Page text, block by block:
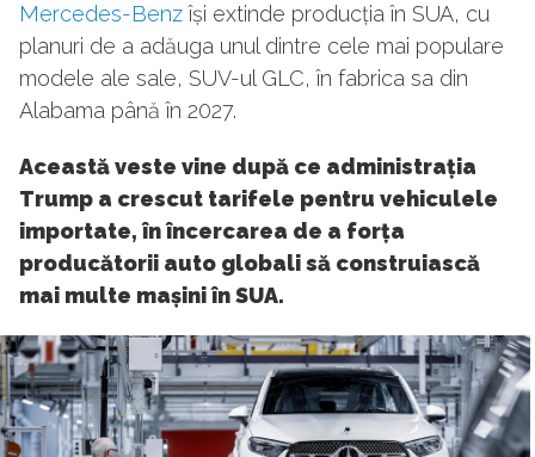
Mercedes-Benzîși extinde producția în SUA, cu
planuri de a adăuga unul dintre cele mai populare
modele ale sale, SUV-ul GLC, în fabrica sa din
Alabama până în 2027.
Această veste vine după ce administrația
Trump a crescut tarifele pentru vehiculele
importate, în încercarea de a forța
producătorii auto globali să construiască
mai multe mașini în SUA.